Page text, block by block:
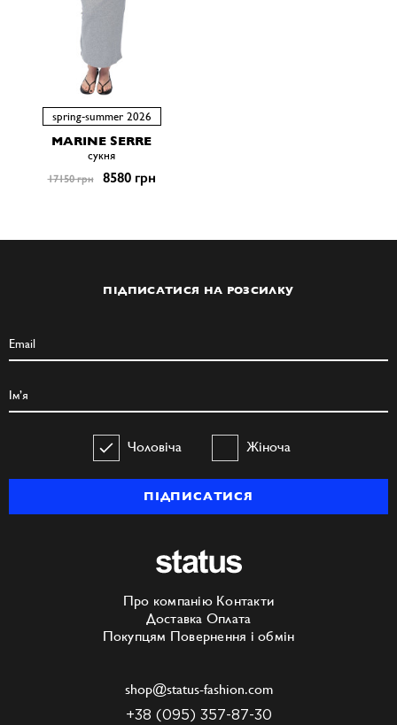
spring-summer 2026
MARINE SERRE
сукня
17150 грн 8580 грн
ПІДПИСАТИСЯ НА РОЗСИЛКУ
Чоловіча Жіноча
ПІДПИСАТИСЯ
Про компанію Контакти
Доставка Оплата
Покупцям Повернення і обмін
shop@status-fashion.com
+38 (095) 357-87-30